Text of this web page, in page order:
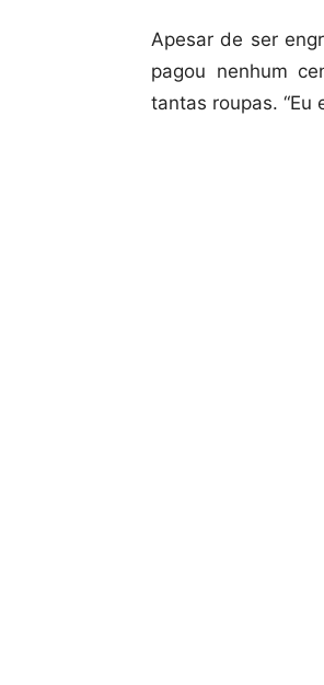
Apesar de ser
pagou nenhum
tantas roupas. “Eu